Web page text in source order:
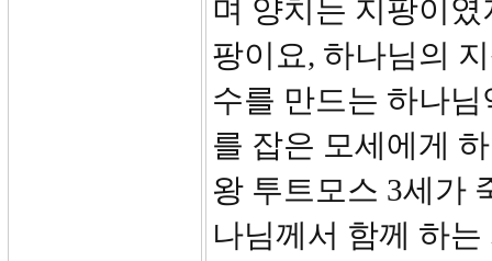
며 양치는 지팡이
팡이요, 하나님의
수를 만드는 하나
를 잡은 모세에게
왕 투트모스 3세가
나님께서 함께 하